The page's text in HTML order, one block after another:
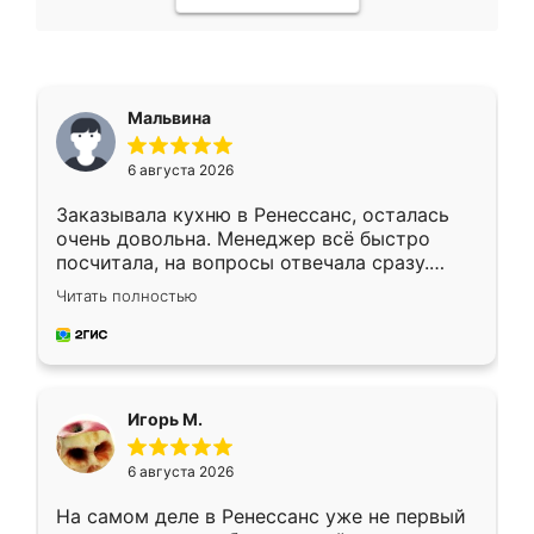
Мальвина
6 августа 2026
Заказывала кухню в Ренессанс, осталась
очень довольна. Менеджер всё быстро
посчитала, на вопросы отвечала сразу.
Замерщик приехал в субботу, подошёл к
делу со всей ответственностью. Собрали
за день, ребята работали аккуратно, даже
Читать полностью
Игорь М.
6 августа 2026
На самом деле в Ренессанс уже не первый